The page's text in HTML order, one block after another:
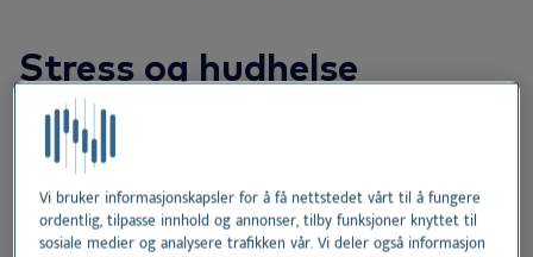
Dansk
Deutsch
English
Español
Français
Stress og hudhelse
Akkurat som mennesker kan kjæledyr oppleve stress
og angst - og når de gjør det, viser det seg ofte på
huden. Stressrelatert atferd kan gå ut over hundens
eller kattens hudhelse, fra kløende prikker til
Vi bruker informasjonskapsler for å få nettstedet vårt til å fungere
ordentlig, tilpasse innhold og annonser, tilby funksjoner knyttet til
sosiale medier og analysere trafikken vår. Vi deler også informasjon